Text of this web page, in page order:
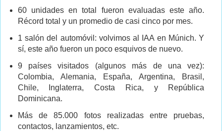
60 unidades en total fueron evaluadas este año.
Récord total y un promedio de casi cinco por mes.
1 salón del automóvil: volvimos al IAA en Múnich. Y
sí, este año fueron un poco esquivos de nuevo.
9 países visitados (algunos más de una vez):
Colombia, Alemania, España, Argentina, Brasil,
Chile, Inglaterra, Costa Rica, y República
Dominicana.
Más de 85.000 fotos realizadas entre pruebas,
contactos, lanzamientos, etc.